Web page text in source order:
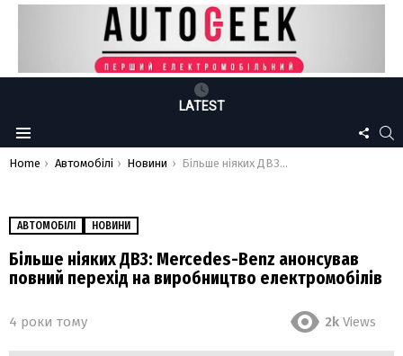
LATEST
Menu
US
You are here:
Home Автомобілі Новини Більше ніяких ДВЗ: Mercedes-Benz анонсував повний перехід на виробництво електромобілів
АВТОМОБІЛІ НОВИНИ
Більше ніяких ДВЗ: Mercedes-Benz анонсував
повний перехід на виробництво електромобілів
4 роки тому 2k Views